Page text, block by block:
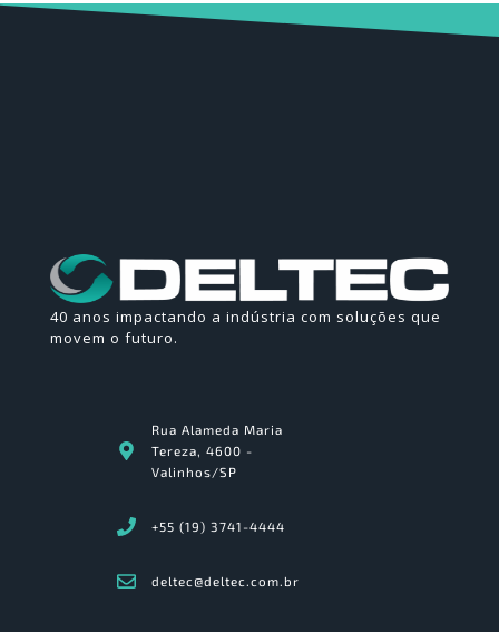
40 anos impactando a indústria com soluções que
movem o futuro.
Rua Alameda Maria
Tereza, 4600 -
Valinhos/SP
+55 (19) 3741-4444
deltec@deltec.com.br